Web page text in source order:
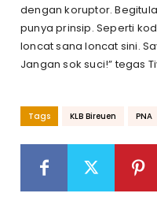
dengan koruptor.
punya prinsip. Seperti
loncat sana loncat sini.
Jangan sok suci!” tegas
Tags KLB Bireuen PNA